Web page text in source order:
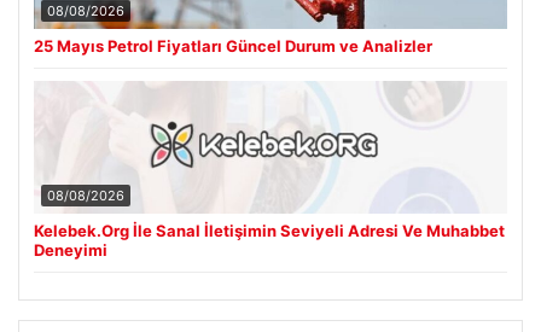
08/08/2026
25 Mayıs Petrol Fiyatları Güncel Durum ve Analizler
08/08/2026
Kelebek.Org İle Sanal İletişimin Seviyeli Adresi Ve Muhabbet
Deneyimi